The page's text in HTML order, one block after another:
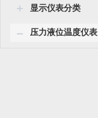
显示仪表分类
压力液位温度仪表